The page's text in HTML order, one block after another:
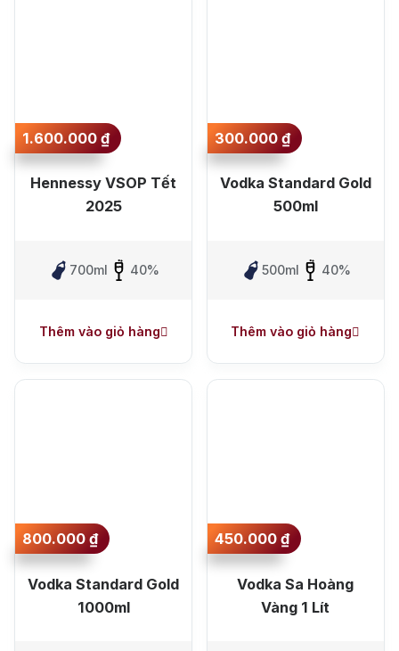
1.600.000₫
Hennessy VSOP Tết
2025
700ml 40%
Thêm vào giỏ hàng
300.000₫
Vodka Standard Gold
500ml
500ml 40%
Thêm vào giỏ hàng
800.000₫
Vodka Standard Gold
1000ml
450.000₫
Vodka Sa Hoàng
Vàng 1 Lít